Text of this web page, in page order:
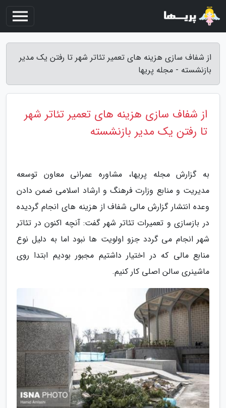
از شفاف سازی هزینه های تعمیر تئاتر شهر تا رفتن یک مدیر
بازنشسته - مجله پریها
از شفاف سازی هزینه های تعمیر تئاتر شهر
تا رفتن یک مدیر بازنشسته
به گزارش مجله پریها، مشاوره عمرانی معاون توسعه
مدیریت و منابع وزارت فرهنگ و ارشاد اسلامی ضمن دادن
وعده انتشار گزارش مالی شفاف از هزینه های انجام گردیده
در بازسازی و تعمیرات تئاتر شهر گفت: آنچه اکنون در تئاتر
شهر انجام می گردد جزو اولویت ها نبود اما به دلیل نوع
منابع مالی که در اختیار داشتیم مجبور بودیم ابتدا روی
ماشینری سالن اصلی کار کنیم.